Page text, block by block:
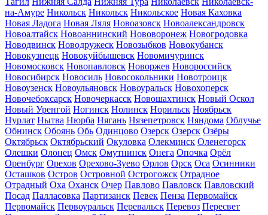
на-Амуре Никольск Никольск Никольское Новая Каховка
Новая Ладога Новая Ляля Новоазовск Новоалександровск
Новоалтайск Новоаннинский Нововоронеж Новогродовка
Новодвинск Новодружеск Новозыбков Новокубанск
Новокузнецк Новокуйбышевск Новомичуринск
Новомосковск Новопавловск Новоржев Новороссийск
Новосибирск Новосиль Новосокольники Новотроицк
Новоузенск Новоульяновск Новоуральск Новохоперск
Новочебоксарск Новочеркасск Новошахтинск Новый Оскол
Новый Уренгой Ногинск Нолинск Норильск Ноябрьск
Нурлат Нытва Нюрба Нягань Нязепетровск Няндома Облучье
Обнинск Обоянь Обь Одинцово Озерск Озерск Озёры
Октябрьск Октябрьский Окуловка Олекминск Оленегорск
Олешки Олонец Омск Омутнинск Онега Опочка Орёл
Оренбург Орехов Орехово-Зуево Орлов Орск Оса Осинники
Осташков Остров Островной Острогожск Отрадное
Отрадный Оха Оханск Очер Павлово Павловск Павловский
Посад Палласовка Партизанск Певек Пенза Первомайск
Первомайск Первоуральск Перевальск Перевоз Пересвет